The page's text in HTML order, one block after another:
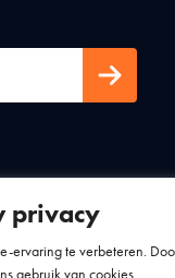
privacy
ervaring te verbeteren.
gebruik van cookies.
statement